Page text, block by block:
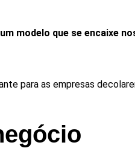
modelo que se encaixe
para as empresas